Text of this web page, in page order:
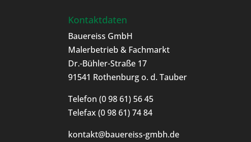
Kontaktdaten
Bauereiss GmbH
Malerbetrieb & Fachmarkt
Dr.-Bühler-Straße 17
91541 Rothenburg o. d. Tauber
Telefon (0 98 61) 56 45
Telefax (0 98 61) 74 84
kontakt@bauereiss-gmbh.de